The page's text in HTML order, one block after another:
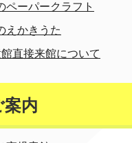
ペーパークラフト
えかきうた
直接来館について
案内